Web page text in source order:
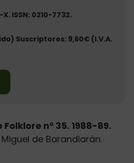
ISSN: 0210-7732.
Suscriptores: 9,60€ (I.V.A.
nº 35. 1988-89.
de Barandiarán.